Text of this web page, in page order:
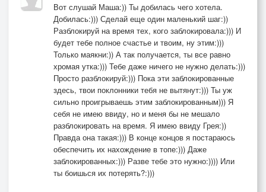
Вот слушай Маша:)) Ты добилась чего хотела.
Добилась:))) Сделай еще один маленький шаг:))
Разблокируй на время тех, кого заблокировала:))) И
будет тебе полное счастье и твоим, ну этим:)))
Только маякни:)) А так получается, ты все равно
хромая утка:))) Тебе даже ничего не нужно делать:)))
Просто разблокируй:))) Пока эти заблокированные
здесь, твои поклонники тебя не вытянут:))) Ты уж
сильно проигрываешь этим заблокированным))) Я
себя не имею ввиду, но и меня бы не мешало
разблокировать на время. Я имею ввиду Грея:))
Правда она такая:))) В конце концов я постараюсь
обеспечить их нахождение в топе:))) Даже
заблокированных:))) Разве тебе это нужно:)))) Или
ты боишься их потерять?:)))